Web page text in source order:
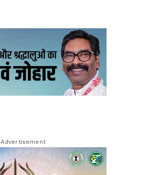
Advertisement